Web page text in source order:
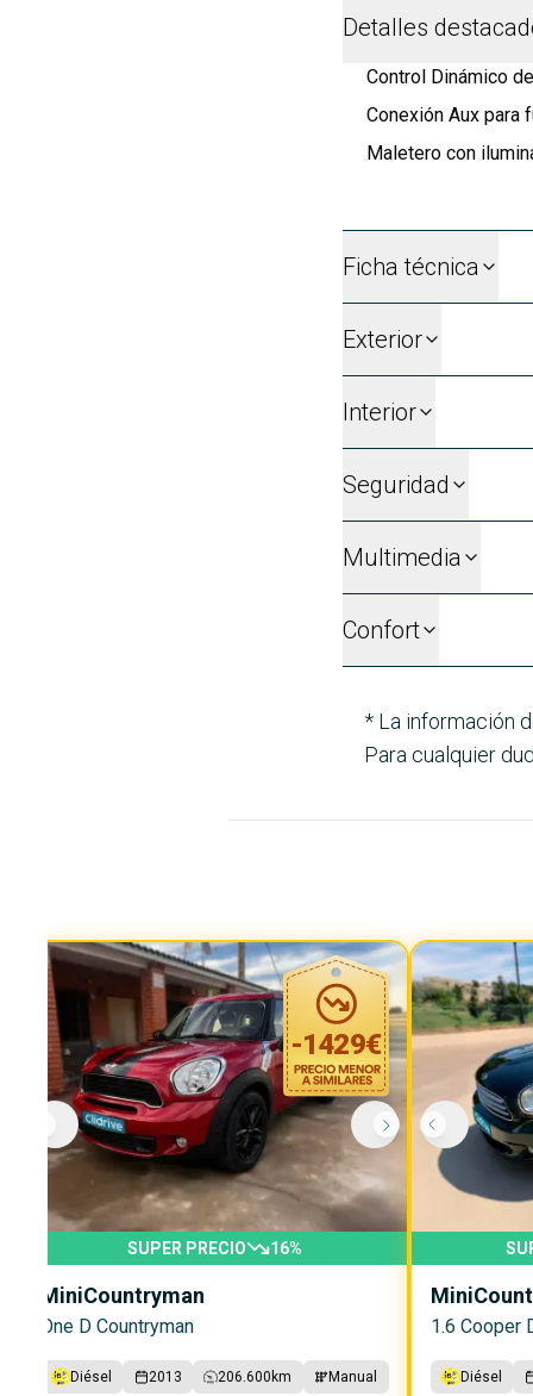
Detalles
Control Dinámico
Conexión Aux para
Maletero con
Ficha técnica
Exterior
Interior
Seguridad
Multimedia
Confort
* La información
Para cualquier
-1429€
SUPER PRECIO 16%
MiniCountryman
One D Countryman
Diésel 2013 206.600 km Manual
Mini
1.6 Cooper
Diésel